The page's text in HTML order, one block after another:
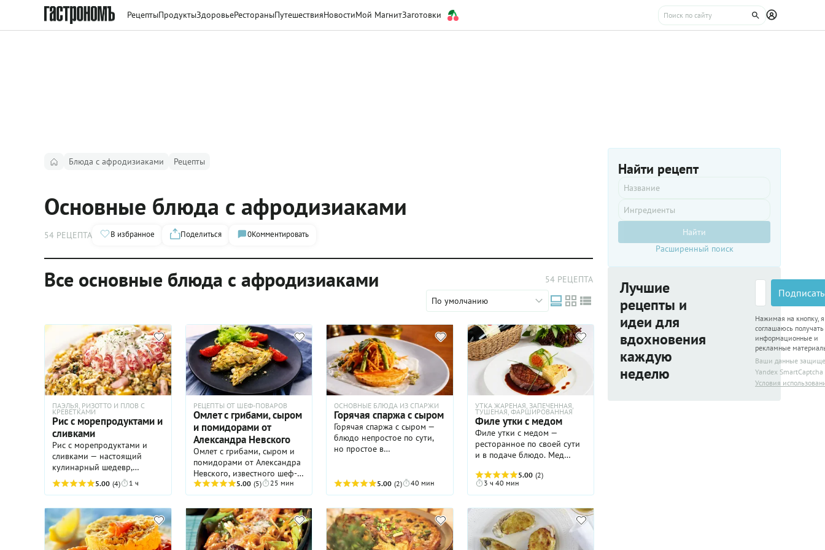
РецептыПродуктыЗдоровьеРестораныПутешествияНовостиМой МагнитЗаготовки
Блюда с афродизиаками Рецепты
Основные блюда с афродизиаками
54 РЕЦЕПТА В избранное Поделиться 0Комментировать
Все основные блюда с афродизиаками
54 РЕЦЕПТА
По умолчанию
ПАЭЛЬЯ, РИЗОТТО И ПЛОВ С
КРЕВЕТКАМИ
Рис с морепродуктами и
сливками
Рис с морепродуктами и
сливками — настоящий
кулинарный шедевр,
достойный меню хорошего
ресторана. Так что, если вы
то оригинальным,
непременно возьмите на
заметку этот рецепт. В нем
прекрасно все: и
5.00 (4) 1 ч
РЕЦЕПТЫ ОТ ШЕФ-ПОВАРОВ
Омлет с грибами, сыром
и помидорами от
Александра Невского
Омлет с грибами, сыром и
помидорами от Александра
Невского, известного шеф-
повара, — блюдо с
претензией. Такое можно
приготовить, например,
утром в выходной день,
чтобы выделить этот
завтрак из череды
5.00 (5) 25 мин
ОСНОВНЫЕ БЛЮДА ИЗ СПАРЖИ
Горячая спаржа с сыром
Горячая спаржа с сыром —
блюдо непростое по сути,
но простое в
спаржи: зеленая и белая
запекаются под пармезаном
картофелем — «все сложно»:
часть превращается в
хрустящую соломку для
5.00 (2) 40 мин
УТКА ЖАРЕНАЯ, ЗАПЕЧЕННАЯ,
ТУШЕНАЯ, ФАРШИРОВАННАЯ
Филе утки с медом
Филе утки с медом —
ресторанное по своей сути
и в подаче блюдо. Мед
сначала участвует в
мариновании филе, а затем,
при жарке, образует на нем
блестящую тягучую
глазурь — так мясо обретает
аппетитнейшую корочку.
Насыщенный соус на утиных
5.00 (2)
3 ч 40 мин
Найти рецепт
Найти
Расширенный поиск
Лучшие
рецепты и
идеи для
вдохновения
каждую
неделю
Нажимая на кнопку, я
соглашаюсь получать
информационные и
рекламные
Ваши данные
Yandex SmartCaptcha
Условия